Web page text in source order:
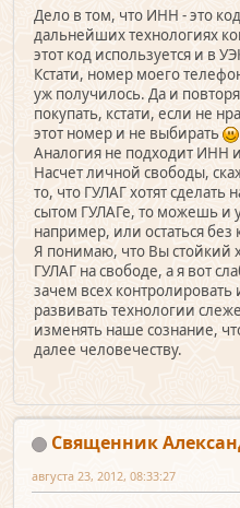
Дело в том, что ИНН - это
дальнейших технологиях
этот код используется и в
Кстати, номер моего
уж получилось. Да и
покупать, кстати, если не
этот номер и не выбирать
Аналогия не подходит ИНН
Насчет личной свободы,
то, что ГУЛАГ хотят сделать
сытом ГУЛАГе, то можешь и
например, или остаться
Я понимаю, что Вы стойкий
ГУЛАГ на свободе, а я вот
зачем всех контролировать
развивать технологии
изменять наше сознание,
далее человечеству.
Священник
августа 23, 2012, 08:33:27